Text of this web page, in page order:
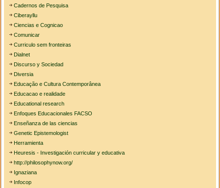
Cadernos de Pesquisa
Ciberayllu
Ciencias e Cognicao
Comunicar
Curriculo sem fronteiras
Dialnet
Discurso y Sociedad
Diversia
Educação e Cultura Contemporânea
Educacao e realidade
Educational research
Enfoques Educacionales FACSO
Enseñanza de las ciencias
Genetic Epistemologist
Herramienta
Heuresis - Investigación curricular y educativa
http://philosophynow.org/
Ignaziana
Infocop